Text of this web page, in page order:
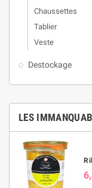
Chaussettes
Tablier
Veste
Destockage
LES